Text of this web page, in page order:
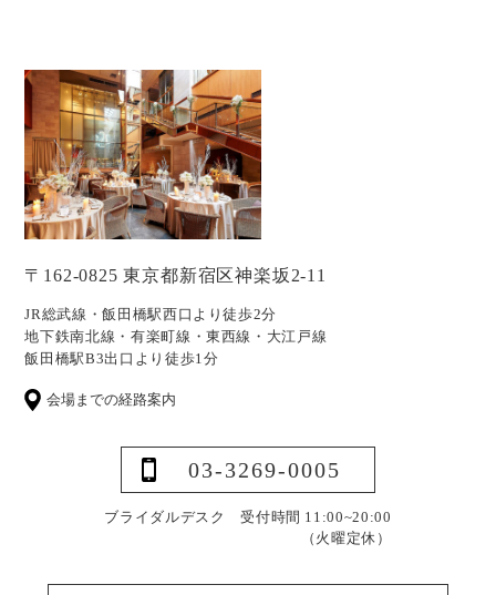
〒162-0825 東京都新宿区神楽坂2-11
JR総武線・飯田橋駅西口より徒歩2分
地下鉄南北線・有楽町線・東西線・大江戸線
飯田橋駅B3出口より徒歩1分
会場までの経路案内
03-3269-0005
ブライダルデスク 受付時間 11:00~20:00
（火曜定休）